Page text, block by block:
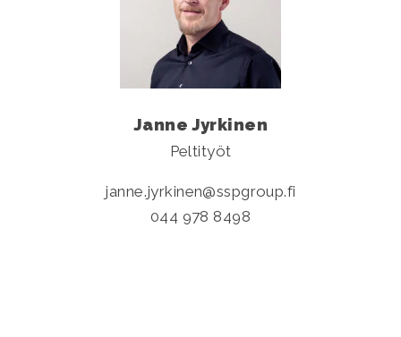
Janne Jyrkinen
Peltityöt
janne.jyrkinen
sspgroup.fi
044 978 8498